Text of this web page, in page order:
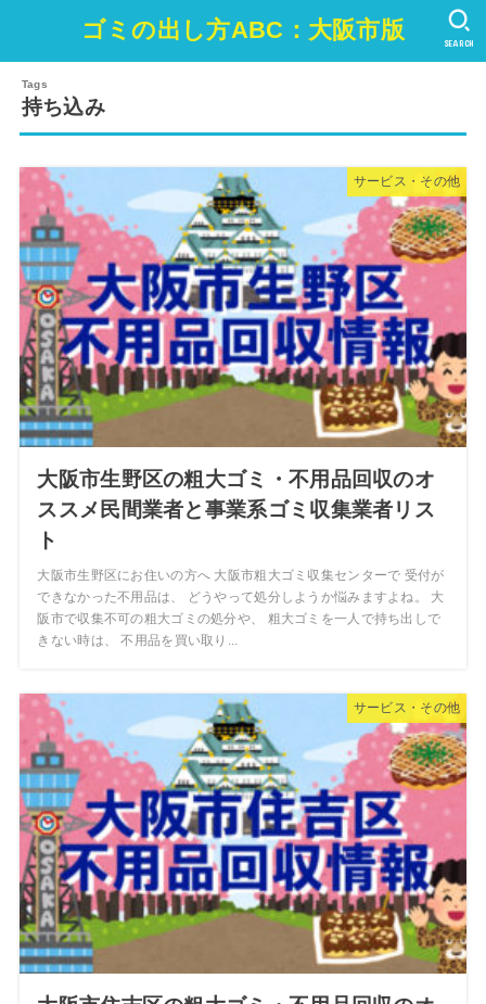
ゴミの出し方ABC：大阪市版 SEARCH
持ち込み
サービス・その他
大阪市生野区の粗大ゴミ・不用品回収のオ
ススメ民間業者と事業系ゴミ収集業者リス
ト
大阪市生野区にお住いの方へ 大阪市粗大ゴミ収集センターで 受付が
できなかった不用品は、 どうやって処分しようか悩みますよね。 大
阪市で収集不可の粗大ゴミの処分や、 粗大ゴミを一人で持ち出しで
きない時は、 不用品を買い取り...
サービス・その他